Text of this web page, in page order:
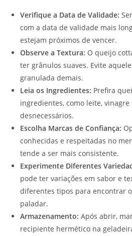
Verifique a Data de Validade:
com a data de validade mais
estejam próximos de vencer.
Observe a Textura: O queijo
ter grânulos suaves. Evite
granulada demais.
Leia os Ingredientes: Prefira
ingredientes, como leite,
desnecessários.
Escolha Marcas de Confiança:
conhecidas e respeitadas no
tende a ser mais consistente.
Experimente Diferentes
pode ter variações em sabor e
diferentes tipos para encontrar
paladar.
Armazenamento: Após abrir,
recipiente hermético na